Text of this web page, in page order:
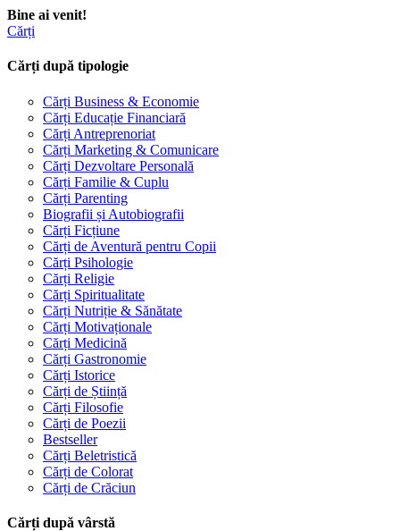
Bine ai venit!
Cărți
Cărți după tipologie
Cărți Business & Economie
Cărți Educație Financiară
Cărți Antreprenoriat
Cărți Marketing & Comunicare
Cărți Dezvoltare Personală
Cărți Familie & Cuplu
Cărți Parenting
Biografii și Autobiografii
Cărți Ficțiune
Cărți de Aventură pentru Copii
Cărți Psihologie
Cărți Religie
Cărți Spiritualitate
Cărți Nutriție & Sănătate
Cărți Motivaționale
Cărți Medicină
Cărți Gastronomie
Cărți Istorice
Cărți de Știință
Cărți Filosofie
Cărți de Poezii
Bestseller
Cărți Beletristică
Cărți de Colorat
Cărți de Crăciun
Cărți după vârstă